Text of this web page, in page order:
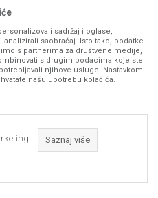
sadržaj i oglase,
saobraćaj. Isto tako, podatke
s partnerima za društvene medije,
s drugim podacima koje ste
njihove usluge. Nastavkom
našu upotrebu kolačića.
Saznaj više